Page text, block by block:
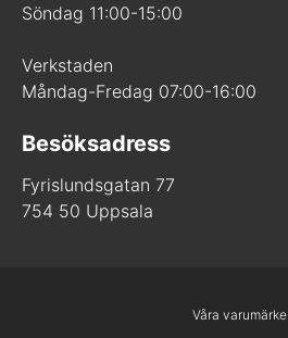
Söndag 11:00-15:00
Verkstaden
Måndag-Fredag 07:00-16:00
Besöksadress
Fyrislundsgatan 77
754 50 Uppsala
Våra